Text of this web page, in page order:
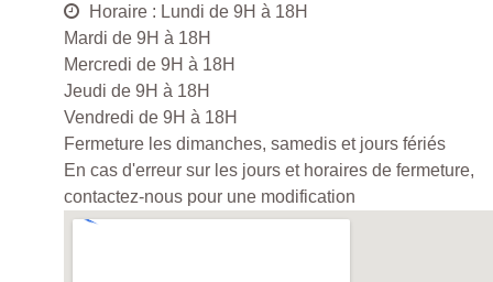
Horaire : Lundi de 9H à 18H
Mardi de 9H à 18H
Mercredi de 9H à 18H
Jeudi de 9H à 18H
Vendredi de 9H à 18H
Fermeture les dimanches, samedis et jours fériés
En cas d'erreur sur les jours et horaires de fermeture,
contactez-nous pour une modification